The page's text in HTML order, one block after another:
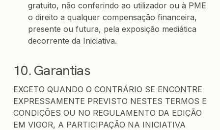
gratuito, não conferindo ao utilizador ou à PME
o direito a qualquer compensação financeira,
presente ou futura, pela exposição mediática
decorrente da Iniciativa.
10. Garantias
EXCETO QUANDO O CONTRÁRIO SE ENCONTRE
EXPRESSAMENTE PREVISTO NESTES TERMOS E
CONDIÇÕES OU NO REGULAMENTO DA EDIÇÃO
EM VIGOR, A PARTICIPAÇÃO NA INICIATIVA